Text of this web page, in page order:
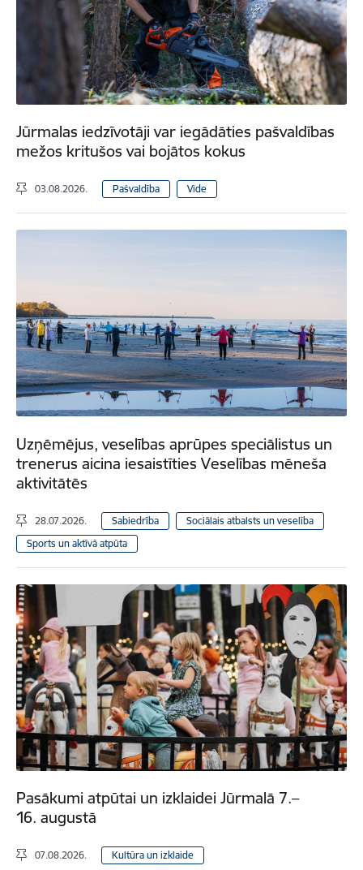
Jūrmalas iedzīvotāji var iegādāties pašvaldības
mežos kritušos vai bojātos kokus
03.08.2026. Pašvaldība Vide
Uzņēmējus, veselības aprūpes speciālistus un
trenerus aicina iesaistīties Veselības mēneša
aktivitātēs
28.07.2026. Sabiedrība
Sociālais atbalsts un veselība
Sports un aktīvā atpūta
Pasākumi atpūtai un izklaidei Jūrmalā 7.–
16. augustā
07.08.2026. Kultūra un izklaide